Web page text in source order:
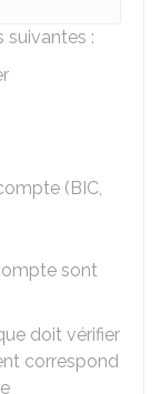
suivantes :
(BIC,
sont
doit vérifier
correspond